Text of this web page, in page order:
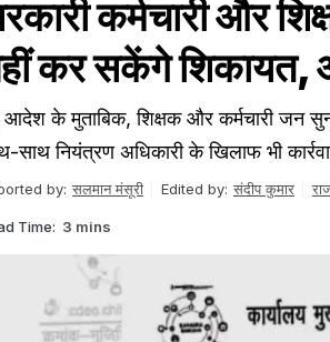
कर्मचारी और
कर सकेंगे शिकायत,
के मुताबिक, शिक्षक और कर्मचारी जन
साथ नियंत्रण अधिकारी के खिलाफ भी
by: सलमान मंसूरी Edited by: संदीप कुमार
Time: 3 mins